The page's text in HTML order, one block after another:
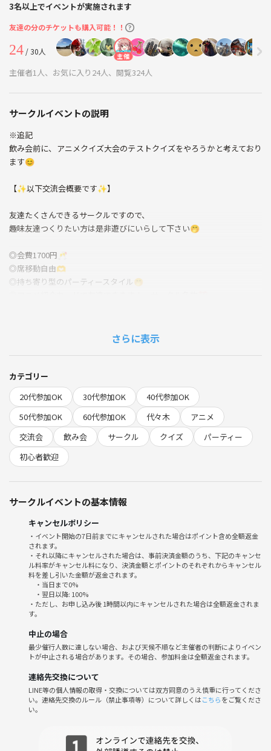
3名以上でイベントが実施されます
友達の分のチケットも購入可能！！
24/ 30人 主催
主催者1人、お気に入り24人、閲覧324人
サークルイベントの説明
※追記
飲み会前に、アニメクイズ大会のテストクイズをやろうかと考えており
ます😊
【✨以下交流会概要です✨】
友達たくさんできるサークルですので、
趣味友達つくりたい方は是非遊びにいらして下さい🤭
◎会費1700円🥂
◎席移動自由🫶
◎持ち寄り型のパーティースタイル🤭
★☆★☆★☆★☆★☆★☆★☆★☆
【イベント詳細】
日付： 6月13日（土）
集合場所：Aivicスペース代々木
住所詳細：
東京都渋谷区代々木1-38-1 タムラビル3F
※代々木駅 北口改札(JR山手線) 徒歩1分
※カラオケ歌広場隣のビルになります😊
開場時間：18時00分
開始時間：18時30分
終了時間：21時00分
※早めにお喋りしたい方は、18：00～18：30の間におこし頂いても大
丈夫です🎵
※当サークルは、イベント参加してからたくさんのお友達をつくるため
『アニメ紹介カード』を使って楽しくお酒を飲んでおります🍺🍺🍺
【✴️アニメ紹介カードを使って楽しもう✴️】
※アニメ紹介カードとは❔
①当日話したいアニメを紹介カードに書きます🙆‍♂️🤝
わかりますので盛り上がります👍
さらに表示
カテゴリー
20代参加OK
30代参加OK
40代参加OK
50代参加OK
60代参加OK 代々木
アニメ
交流会
飲み会 サークル クイズ
パーティー
初心者歓迎
サークルイベントの基本情報
キャンセルポリシー
・イベント開始の7日前までにキャンセルされた場合はポイント含め全額返金
されます。
・それ以降にキャンセルされた場合は、事前決済金額のうち、下記のキャンセ
ル料率がキャンセル料になり、決済金額とポイントのそれぞれからキャンセル
料を差し引いた金額が返金されます。
・当日まで0%
・翌日以降: 100%
・ただし、お申し込み後 1時間以内にキャンセルされた場合は全額返金されま
す。
中止の場合
最少催行人数に達しない場合、および天候不順など主催者の判断によりイベン
トが中止される場合があります。その場合、参加料金は全額返金されます。
連絡先交換について
LINE等の個人情報の取得・交換については双方同意のうえ慎重に行ってくださ
い。連絡先交換のルール（禁止事項等）について詳しくはこちらをご覧くださ
い。